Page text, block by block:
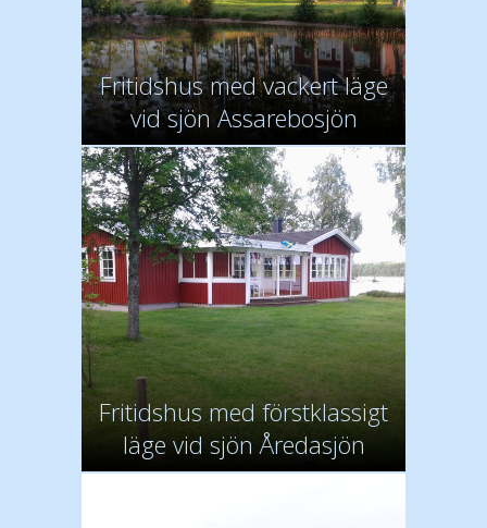
Fritidshus med vackert läge
vid sjön Assarebosjön
Fritidshus med förstklassigt
läge vid sjön Åredasjön